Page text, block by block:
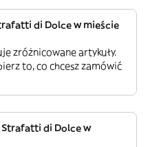
di Dolce w mieście
zróżnicowane artykuły.
to, co chcesz zamówić
di Dolce w